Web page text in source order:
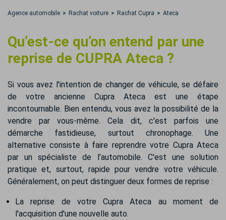
Agence automobile Rachat voiture Rachat Cupra Ateca
Qu’est-ce qu’on entend par une
reprise de CUPRA Ateca ?
Si vous avez l'intention de changer de véhicule, se défaire
de votre ancienne Cupra Ateca est une étape
incontournable. Bien entendu, vous avez la possibilité de la
vendre par vous-même. Cela dit, c'est parfois une
démarche fastidieuse, surtout chronophage. Une
alternative consiste à faire reprendre votre Cupra Ateca
par un spécialiste de l’automobile. C'est une solution
pratique et, surtout, rapide pour vendre votre véhicule.
Généralement, on peut distinguer deux formes de reprise :
La reprise de votre Cupra Ateca au moment de
l'acquisition d'une nouvelle auto.